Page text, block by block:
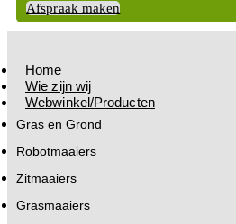
Afspraak maken
Home
Wie zijn wij
Webwinkel/Producten
Gras en Grond
Robotmaaiers
Zitmaaiers
Grasmaaiers